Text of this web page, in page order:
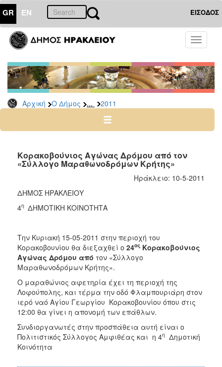
GR EN ΕΙΣΟΔΟΣ
Toggle
Αρχική Ο Δήμος ... 2011
ΔΗΜΟΣ
Δελτία
Τύπου
Αρχείο
2026
2024
2022
2020
2019
2017
2016
2015
2013
2012
2011
2010
2006
Κορακοβούνιος Αγώνας Δρόμου από τον
«Σύλλογο Μαραθωνοδρόμων Κρήτης»
Ηράκλειο: 10-5-2011
ΔΗΜΟΣ ΗΡΑΚΛΕΙΟΥ
4η ΔΗΜΟΤΙΚΗ ΚΟΙΝΟΤΗΤΑ
Την Κυριακή 15-05-2011 στην περιοχή του
Κορακοβουνίου θα διεξαχθεί ο 24ος Κορακοβούνιος
Αγώνας Δρόμου από τον «Σύλλογο
Μαραθωνοδρόμων Κρήτης».
Ο μαραθώνιος αφετηρία έχει τη περιοχή της
Λοφούπολης, και τέρμα την οδό Φλαμπουριάρη στον
ιερό ναό Αγίου Γεωργίου Κορακοβουνίου όπου στις
12:00 θα γίνει η απονομή των επάθλων.
Συνδιοργανωτές στην προσπάθεια αυτή είναι ο
Πολιτιστικός Σύλλογος Αμφιθέας και η 4η Δημοτική
Κοινότητα